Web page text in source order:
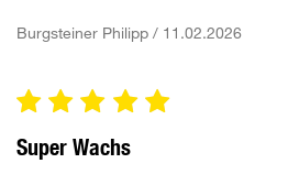
Burgsteiner Philipp / 11.02.2026
Super Wachs